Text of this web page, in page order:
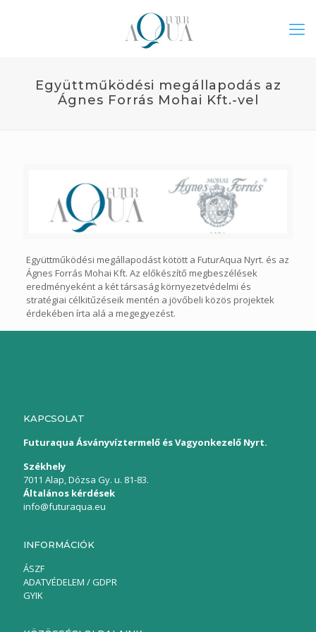
Együttműködési megállapodás az
Ágnes Forrás Mohai Kft.-vel
Együttműködési megállapodást kötött a FuturAqua Nyrt. és az
Ágnes Forrás Mohai Kft. Az előkészítő megbeszélések
eredményeként a két társaság környezetvédelmi és
stratégiai célkitűzéseik mentén a jövőbeli közös projektek
érdekében írta alá a megegyezést.
KAPCSOLAT
Futuraqua Ásványvíztermelő és Vagyonkezelő Nyrt.
Székhely
7011 Alap, Dózsa Gy. u. 81-83.
Általános kérdések
info@futuraqua.eu
INFORMÁCIÓK
ÁSZF
ADATVÉDELEM / GDPR
GYIK